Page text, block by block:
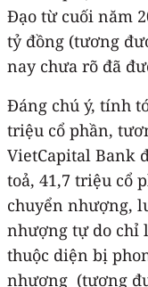
Đạo từ cuối năm
tỷ đồng (tương
nay chưa rõ đã
Đáng chú ý, tính
triệu cổ phần,
VietCapital Bank
toả, 41,7 triệu cổ
chuyển nhượng,
nhượng tự do chỉ
thuộc diện bị
nhượng (tương